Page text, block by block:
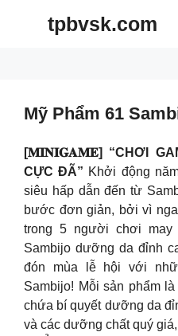
tpbvsk.com
Mỹ Phẩm 61
[𝐌𝐈𝐍𝐈𝐆𝐀𝐌𝐄] “CHƠI
CỰC ĐÃ” Khởi động
siêu hấp dẫn đến từ
bước đơn giản, bởi vì
trong 5 người chơi may
Sambijo dưỡng da đỉnh
đón mùa lễ hội với
Sambijo! Mỗi sản phẩm
chứa bí quyết dưỡng da
và các dưỡng chất quý